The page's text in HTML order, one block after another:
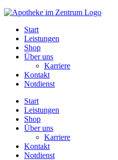
Start
Leistungen
Shop
Über uns
Karriere
Kontakt
Notdienst
Start
Leistungen
Shop
Über uns
Karriere
Kontakt
Notdienst